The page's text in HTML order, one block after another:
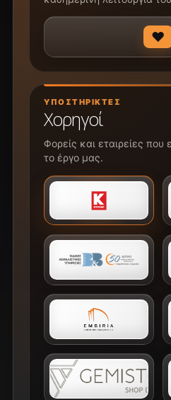
♥
ΥΠΟΣΤΗΡΙΚΤΈΣ
Χορηγοί
Φορείς και εταιρείες
το έργο μας.